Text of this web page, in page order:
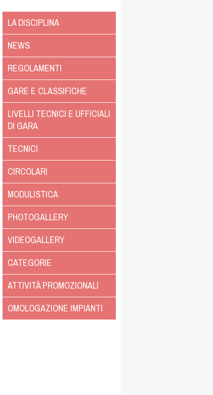
LA DISCIPLINA
NEWS
REGOLAMENTI
GARE E CLASSIFICHE
LIVELLI TECNICI E UFFICIALI
DI GARA
TECNICI
CIRCOLARI
MODULISTICA
PHOTOGALLERY
VIDEOGALLERY
CATEGORIE
ATTIVITÀ PROMOZIONALI
OMOLOGAZIONE IMPIANTI